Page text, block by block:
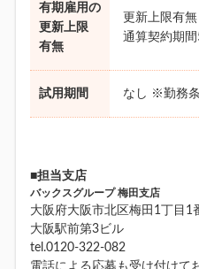
有期雇用の
更新上限
有無
更新上限有
通算契約期
試用期間 なし ※勤務
■担当支店
バックスグループ 梅田支店
大阪府大阪市北区梅田1丁目1
大阪駅前第3ビル
tel.0120-322-082
電話による応募も受け付けて